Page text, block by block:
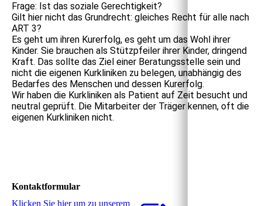
Frage: Ist das soziale Gerechtigkeit?
Gilt hier nicht das Grundrecht: gleiches Recht für alle nach
ART 3?
Es geht um ihren Kurerfolg, es geht um das Wohl ihrer
Kinder. Sie brauchen als Stützpfeiler ihrer Kinder, dringend
Kraft. Das sollte das Ziel einer Beratungsstelle sein und
nicht die eigenen Kurkliniken zu belegen, unabhängig des
Bedarfes des Menschen und dessen Kurerfolg.
Wir haben die Kurkliniken als Patient auf Zeit besucht und
neutral geprüft. Die Mitarbeiter der Träger kennen, oft die
eigenen Kurkliniken nicht.
Kontaktformular
Klicken Sie hier um zu unserem